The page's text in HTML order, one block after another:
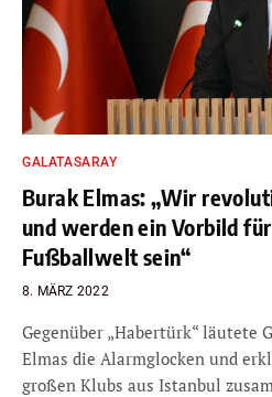
GALATASARAY
Burak Elmas: „Wir
und werden ein Vorbild
Fußballwelt sein“
8. MÄRZ 2022
Gegenüber „Habertürk“ läutete
Elmas die Alarmglocken und
großen Klubs aus Istanbul